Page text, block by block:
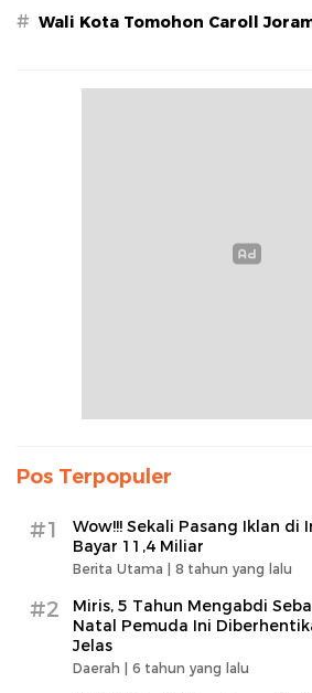
# Wali Kota Tomohon Caroll
Pos Terpopuler
#1
Wow!!! Sekali Pasang Iklan di
Bayar 11,4 Miliar
Berita Utama | 8 tahun yang lalu
#2
Miris, 5 Tahun Mengabdi
Natal Pemuda Ini
Jelas
Daerah | 6 tahun yang lalu